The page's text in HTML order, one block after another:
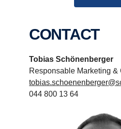
CONTACT
Tobias Schönenberger
Responsable Marketing &
044 800 13 64